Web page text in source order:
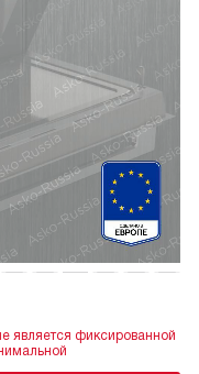
является фиксированной